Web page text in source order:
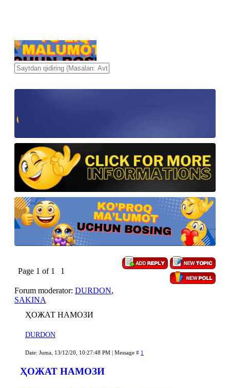
Page 1 of 1 1
Forum moderator: DURDON,
SAKINA
ҲОЖАТ НАМОЗИ
DURDON
Date: Juma, 13/12/20, 10:27:48 PM | Message # 1
ҲОЖАТ НАМОЗИ